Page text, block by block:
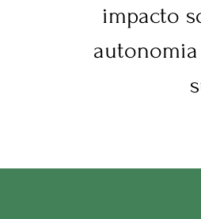
impacto